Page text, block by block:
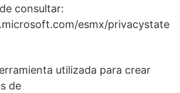
consultar:
esmx/privacystate
utilizada para crear
de